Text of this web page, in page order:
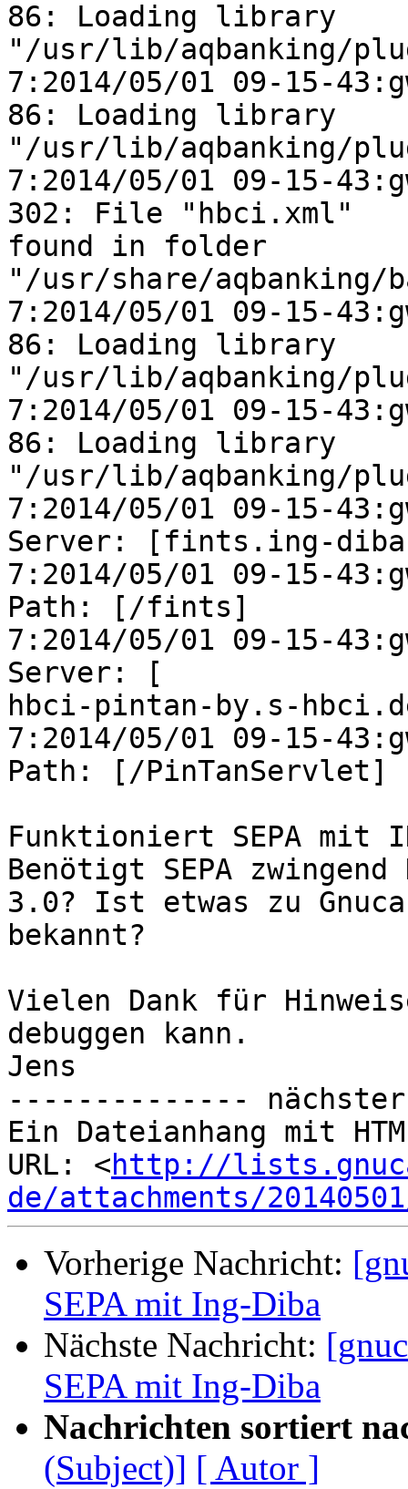
86: Loading library
"/usr/lib/aqbanking/
7:2014/05/01 09-15-
86: Loading library
"/usr/lib/aqbanking/
7:2014/05/01 09-15-
302: File "hbci.xml"
found in folder
"/usr/share/aqbanking/
7:2014/05/01 09-15-
86: Loading library
"/usr/lib/aqbanking/
7:2014/05/01 09-15-
86: Loading library
"/usr/lib/aqbanking/
7:2014/05/01 09-15-
Server: [fints.ing-
7:2014/05/01 09-15-
Path: [/fints]
7:2014/05/01 09-15-
Server: [
hbci-pintan-by.s-
7:2014/05/01 09-15-
Path: [/PinTanServlet]
Funktioniert SEPA mit
Benötigt SEPA zwingend
3.0? Ist etwas zu
bekannt?
Vielen Dank für
debuggen kann.
Jens
--------------
Ein Dateianhang mit
URL: <http://
de/attachments/
Vorherige Nachricht:
SEPA mit Ing-Diba
Nächste Nachricht:
SEPA mit Ing-Diba
Nachrichten sortiert
(Subject)] [ Autor ]